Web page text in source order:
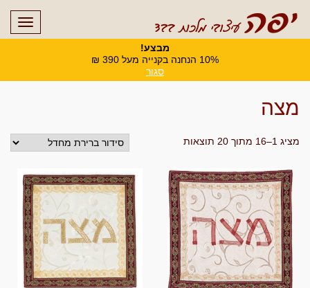
מצה
מציג 1–16 מתוך 20 תוצאות
מבצע!
10% הנחנה בקנייה מעל 390 ₪
סגור